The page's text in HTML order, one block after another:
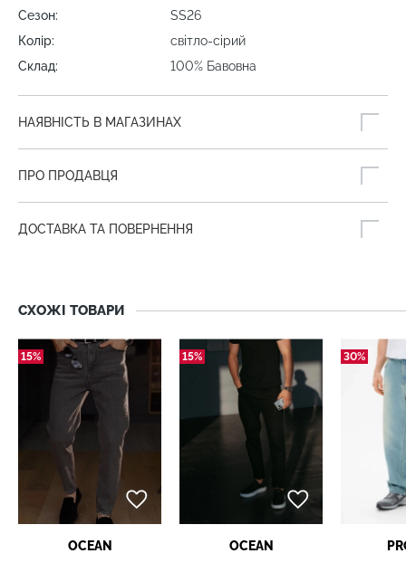
Сезон:
SS26
Колір:
світло-сірий
Склад:
100% Бавовна
НАЯВНІСТЬ В МАГАЗИНАХ
ПРО ПРОДАВЦЯ
ДОСТАВКА ТА ПОВЕРНЕННЯ
СХОЖІ ТОВАРИ
15%
OCEAN
15%
OCEAN
30%